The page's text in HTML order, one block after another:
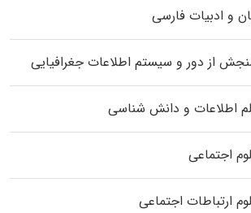
و ادبیات فارسی
از دور و سیستم اطلاعات جغرافیایی
اطلاعات و دانش شناسی
اجتماعی
ارتباطات اجتماعی